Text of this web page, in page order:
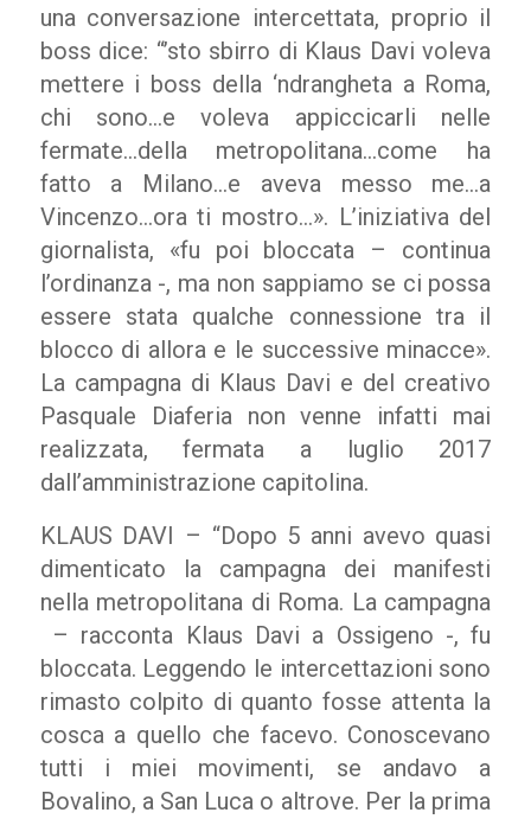
una conversazione intercettata, proprio il
boss dice: “’sto sbirro di Klaus Davi voleva
mettere i boss della ‘ndrangheta a Roma,
chi sono…e voleva appiccicarli nelle
fermate…della metropolitana…come ha
fatto a Milano…e aveva messo me…a
Vincenzo…ora ti mostro…». L’iniziativa del
giornalista, «fu poi bloccata – continua
l’ordinanza -, ma non sappiamo se ci possa
essere stata qualche connessione tra il
blocco di allora e le successive minacce».
La campagna di Klaus Davi e del creativo
Pasquale Diaferia non venne infatti mai
realizzata, fermata a luglio 2017
dall’amministrazione capitolina.
KLAUS DAVI – “Dopo 5 anni avevo quasi
dimenticato la campagna dei manifesti
nella metropolitana di Roma. La campagna
– racconta Klaus Davi a Ossigeno -, fu
bloccata. Leggendo le intercettazioni sono
rimasto colpito di quanto fosse attenta la
cosca a quello che facevo. Conoscevano
tutti i miei movimenti, se andavo a
Bovalino, a San Luca o altrove. Per la prima